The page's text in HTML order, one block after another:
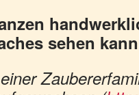
sehen